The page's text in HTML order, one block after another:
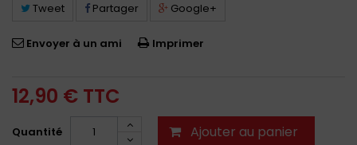
Tweet Partager Google+
Envoyer à un ami Imprimer
12,90 € TTC
Quantité Ajouter au panier